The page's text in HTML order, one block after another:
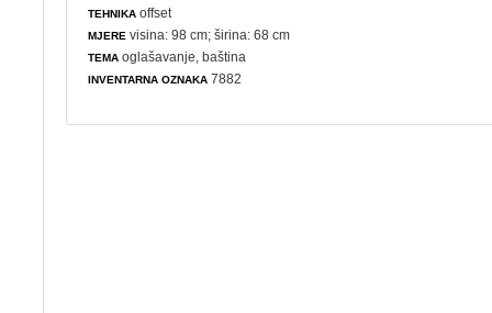
TEHNIKA offset
MJERE visina: 98 cm; širina: 68 cm
TEMA oglašavanje ,baština
INVENTARNA OZNAKA 7882